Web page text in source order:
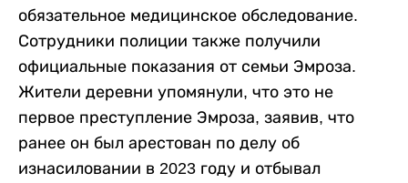
обязательное медицинское обследование.
Сотрудники полиции также получили
официальные показания от семьи Эмроза.
Жители деревни упомянули, что это не
первое преступление Эмроза, заявив, что
ранее он был арестован по делу об
изнасиловании в 2023 году и отбывал